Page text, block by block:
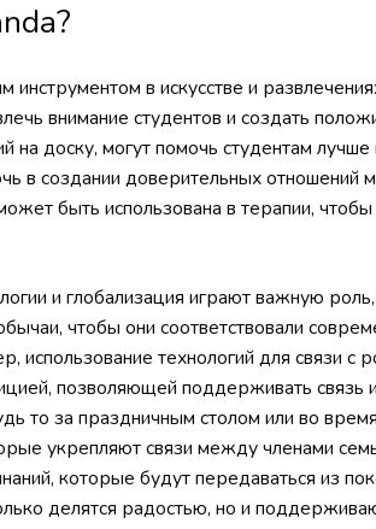
в искусстве и
внимание студентов и создать
доску, могут помочь студентам лучше
в создании доверительных отношений
быть использована в терапии,
и глобализация играют важную
чтобы они соответствовали
использование технологий для связи с
позволяющей поддерживать связь
то за праздничным столом или во
укрепляют связи между членами
которые будут передаваться из
делятся радостью, но и